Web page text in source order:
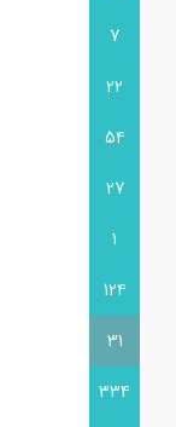
7
22
54
27
1
124
31
334